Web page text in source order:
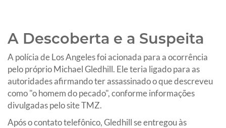
A Descoberta e a Suspeita
A polícia de Los Angeles foi acionada para a ocorrência
pelo próprio Michael Gledhill. Ele teria ligado para as
autoridades afirmando ter assassinado o que descreveu
como "o homem do pecado", conforme informações
divulgadas pelo site TMZ.
Após o contato telefônico, Gledhill se entregou às